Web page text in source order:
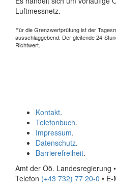
Luftmessnetz.
Für die Grenzwertprüfung ist der
ausschlaggebend. Der gleitende 24-
Richtwert.
Kontakt.
Telefonbuch.
Impressum.
Datenschutz.
Barrierefreiheit.
Amt der Oö. Landesregierung
Telefon (+43 732) 77 20-0 • E-